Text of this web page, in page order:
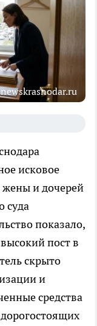
исковое
и дочерей
суда
показало,
пост в
скрыто
и
средства